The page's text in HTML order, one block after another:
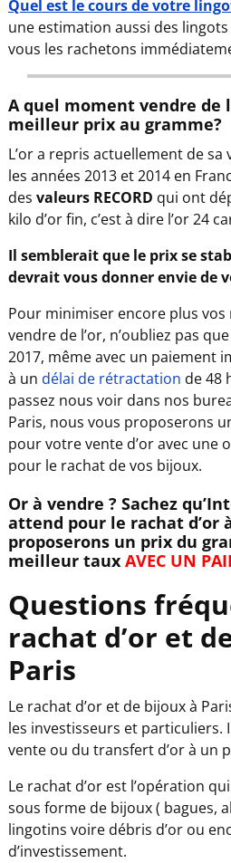
Quel est le cours de votre
une estimation aussi des
vous les rachetons
A quel moment vendre de
meilleur prix au gramme?
L’or a repris actuellement de
les années 2013 et 2014 en
des valeurs RECORD qui ont
kilo d’or fin, c’est à dire l’or 24
Il semblerait que le prix se
devrait vous donner envie de
Pour minimiser encore plus
vendre de l’or, n’oubliez pas
2017, même avec un paiement
à un délai de rétractation de 48
passez nous voir dans nos
Paris, nous vous proposerons
pour votre vente d’or avec une
pour le rachat de vos bijoux.
Or à vendre ? Sachez
attend pour le rachat d’or
proposerons un prix du
meilleur taux AVEC UN
Questions
rachat d’or et
Paris
Le rachat d’or et de bijoux à
les investisseurs et particuliers.
vente ou du transfert d’or à un
Le rachat d’or est l’opération
sous forme de bijoux ( bagues,
lingotins voire débris d’or ou
d’investissement.